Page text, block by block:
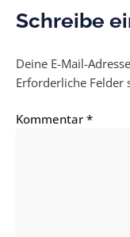
Schreibe
Deine E-Mail-
Erforderliche Felder
Kommentar *